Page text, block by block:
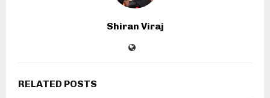
Shiran Viraj
RELATED POSTS